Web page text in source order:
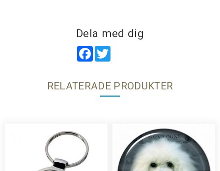
Dela med dig
Facebook
RELATERADE PRODUKTER